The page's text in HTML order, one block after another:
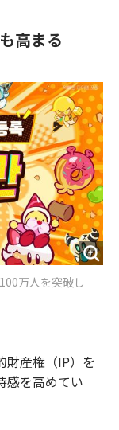
高まる
万人を突破し
財産権（IP）を
感を高めてい